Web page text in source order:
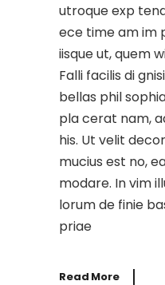
utroque exp
ece time am im
iisque ut, quem
Falli facilis di
bellas phil
pla cerat nam,
his. Ut velit
mucius est no,
modare. In vim
lorum de finie
priae
Read More